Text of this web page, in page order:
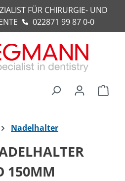
FÜR CHIRURGIE- UND
022871 99 87 0-0
Nadelhalter
150MM